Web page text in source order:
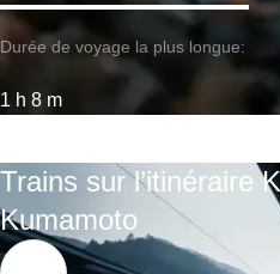
Durée de voyage la plus longue:
1 h 8 m
Trains sur l’itinéraire
Kumamoto